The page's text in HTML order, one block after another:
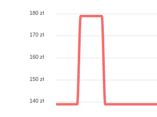
180 zł
170 zł
160 zł
150 zł
140 zł